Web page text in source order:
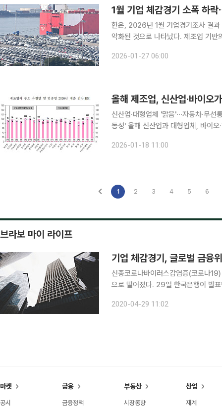
1월 기업 체감경기 소폭 하
한은, 2026년 1월 기업경기조사 결과 및 경제심리지수
악화된 것으로 나타났다. 제조업 기반
것이다. 한국은행이 27일 발표한
2026-01-27 06:00
올해 제조업, 신산업·바이오
신산업·대형업체 '맑음'⋯자동차·무선
동성' 올해 신산업과 대형업체, 바이오·헬스가 국내 제조업 경기 성장을 주도할 것으로 전망됐다. 기
원이 18일 발표한 '제조업 경기실사
2026-01-18 11:00
1 2 3 4 5 6
브라보 마이 라이프
기업 체감경기, 글로벌 금융
신종코로나바이러스감염증(코로나
으로 떨어졌다. 29일 한국은행이 발
기 인식을 보여주는 지표다. 전산업
2020-04-29 11:02
마켓
공시
금융
금융정책
부동산
시장동향
산업
재계